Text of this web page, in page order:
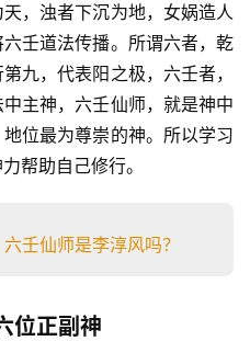
，浊者下沉为地，女娲造人
壬道法传播。所谓六者，乾
九，代表阳之极，六壬者，
主神，六壬仙师，就是神中
位最为尊崇的神。所以学习
帮助自己修行。
壬仙师是李淳风吗？
位正副神